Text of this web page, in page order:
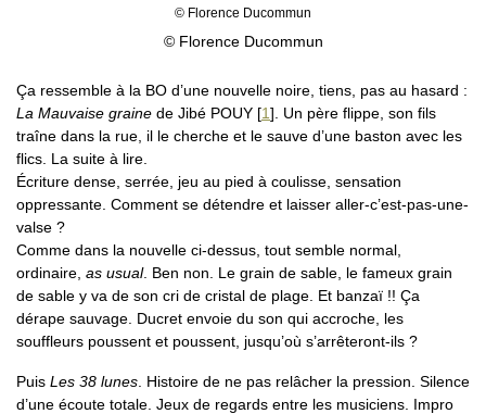
© Florence Ducommun
© Florence Ducommun
Ça ressemble à la BO d’une nouvelle noire, tiens, pas au hasard :
La Mauvaise graine de Jibé POUY [1] . Un père flippe, son fils
traîne dans la rue, il le cherche et le sauve d’une baston avec les
flics. La suite à lire.
Écriture dense, serrée, jeu au pied à coulisse, sensation
oppressante. Comment se détendre et laisser aller-c’est-pas-une-
valse ?
Comme dans la nouvelle ci-dessus, tout semble normal,
ordinaire, as usual. Ben non. Le grain de sable, le fameux grain
de sable y va de son cri de cristal de plage. Et banzaï !! Ça
dérape sauvage. Ducret envoie du son qui accroche, les
souffleurs poussent et poussent, jusqu’où s’arrêteront-ils ?
Puis Les 38 lunes . Histoire de ne pas relâcher la pression. Silence
d’une écoute totale. Jeux de regards entre les musiciens. Impro